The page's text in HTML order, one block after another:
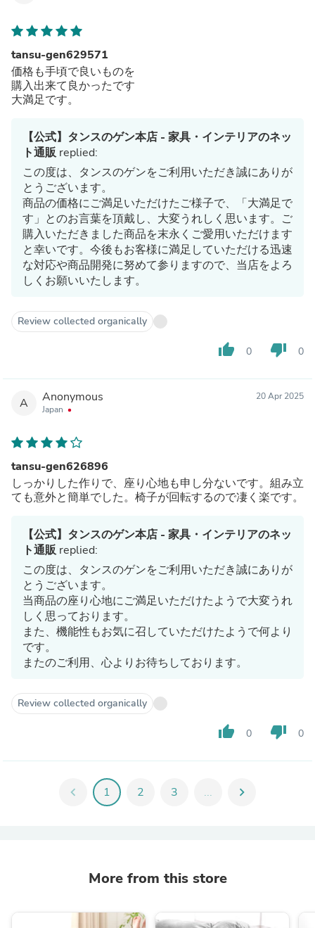
tansu-gen629571
価格も手頃で良いものを
購入出来て良かったです
大満足です。
【公式】タンスのゲン本店 - 家具・インテリアのネッ
ト通販replied:
この度は、タンスのゲンをご利用いただき誠にありが
とうございます。
商品の価格にご満足いただけたご様子で、「大満足で
す」とのお言葉を頂戴し、大変うれしく思います。ご
購入いただきました商品を末永くご愛用いただけます
と幸いです。今後もお客様に満足していただける迅速
な対応や商品開発に努めて参りますので、当店をよろ
しくお願いいたします。
Review collected organically
thumb_up 0 thumb_down 0
A Anonymous
Japan
20 Apr 2025
tansu-gen626896
しっかりした作りで、座り心地も申し分ないです。組み立
ても意外と簡単でした。椅子が回転するので凄く楽です。
【公式】タンスのゲン本店 - 家具・インテリアのネッ
ト通販replied:
この度は、タンスのゲンをご利用いただき誠にありが
とうございます。
当商品の座り心地にご満足いただけたようで大変うれ
しく思っております。
また、機能性もお気に召していただけたようで何より
です。
またのご利用、心よりお待ちしております。
Review collected organically
thumb_up 0 thumb_down 0
chevron_left 1 2 3 ... chevron_right
More from this store